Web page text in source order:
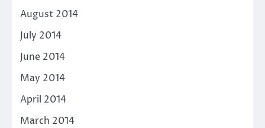
August 2014
July 2014
June 2014
May 2014
April 2014
March 2014